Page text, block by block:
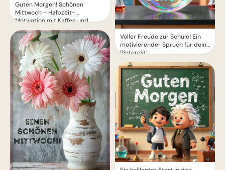
Guten Morgen! Schönen
Mittwoch - Halbzeit-
Motivation mit Kaffee und
Blumen
Voller Freude zur Schule! Ein
motivierender Spruch für dein
Pinterest